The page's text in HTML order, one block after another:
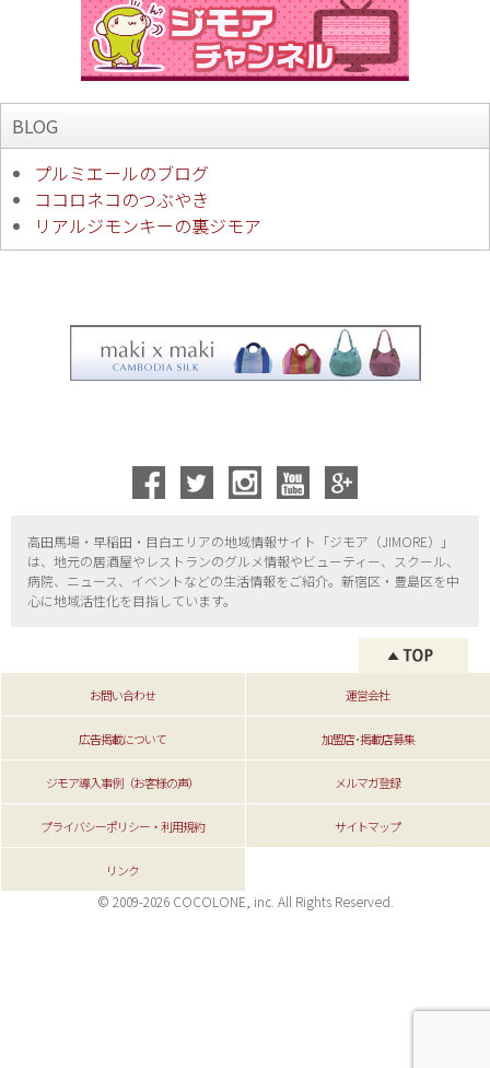
BLOG
プルミエールのブログ
ココロネコのつぶやき
リアルジモンキーの裏ジモア
高田馬場・早稲田・目白エリアの地域情報サイト「ジモア（JIMORE）」
は、地元の居酒屋やレストランのグルメ情報やビューティー、 スクール、
病院、ニュース、イベントなどの生活情報をご紹介。新宿区・ 豊島区を中
心に地域活性化を目指しています。
お問い合わせ 運営会社
広告掲載について 加盟店･掲載店募集
ジモア導入事例（お客様の声） メルマガ登録
プライバシーポリシー・利用規約 サイトマップ
リンク
© 2009-2026 COCOLONE, inc. All Rights Reserved.